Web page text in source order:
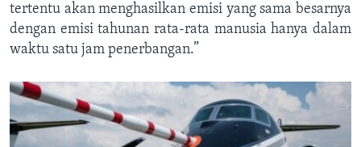
tertentu akan menghasilkan emisi yang sama besarnya
dengan emisi tahunan rata-rata manusia hanya dalam
waktu satu jam penerbangan.”